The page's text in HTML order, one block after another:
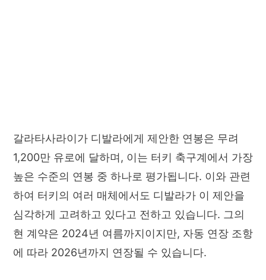
갈라타사라이가 디발라에게 제안한 연봉은 무려
1,200만 유로에 달하며, 이는 터키 축구계에서 가장
높은 수준의 연봉 중 하나로 평가됩니다. 이와 관련
하여 터키의 여러 매체에서도 디발라가 이 제안을
심각하게 고려하고 있다고 전하고 있습니다. 그의
현 계약은 2024년 여름까지이지만, 자동 연장 조항
에 따라 2026년까지 연장될 수 있습니다.